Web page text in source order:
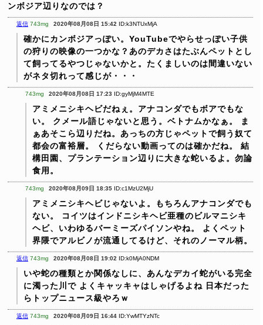
ンボジア辺りなのでは？
返信 743mg 2020年08月08日 15:42 ID:k3NTUxMjA
確かにカンボジアっぽい。YouTubeでやらせっぽい子供
の狩りの映像の一つかな？あのデカさはたぶんペットとし
て飼ってるやつじゃないかと。たくましいのは間違いない
がネタ切れって感じが・・・
743mg 2020年08月08日 17:23 ID:gyMjM4MTE
アミメニシキヘビだねぇ。アナコンダでもボアでもな
い。
クメール語じゃないと思う。ベトナムかなぁ。
ま
ぁあそこら辺りだね。あっちの方じゃペットで飼う奴て
都会の富裕層。
くだらない動画ってのは確かだね。
結
構田園、プランテーション辺りに大きな蛇いるよ。勿論
食用。
743mg 2020年08月09日 18:35 ID:c1MzU2MjU
アミメニシキヘビじゃないよ。もちろんアナコンダでも
ない。
コイツはインドニシキヘビ亜種のビルマニシキ
ヘビ、いわゆるバーミーズパイソンやね。
よくペット
界隈でアルビノが流通してるけど、それのノーマル柄。
返信 743mg 2020年08月08日 19:02 ID:k0MjA0NDM
いや蛇の種類とか関係なしに、あんなデカイ蛇がいる完全
に濁った川で よくキャッキャはしゃげるよね 日本だった
らトップニュース級やろｗ
返信 743mg 2020年08月09日 16:44 ID:YwMTYzNTc